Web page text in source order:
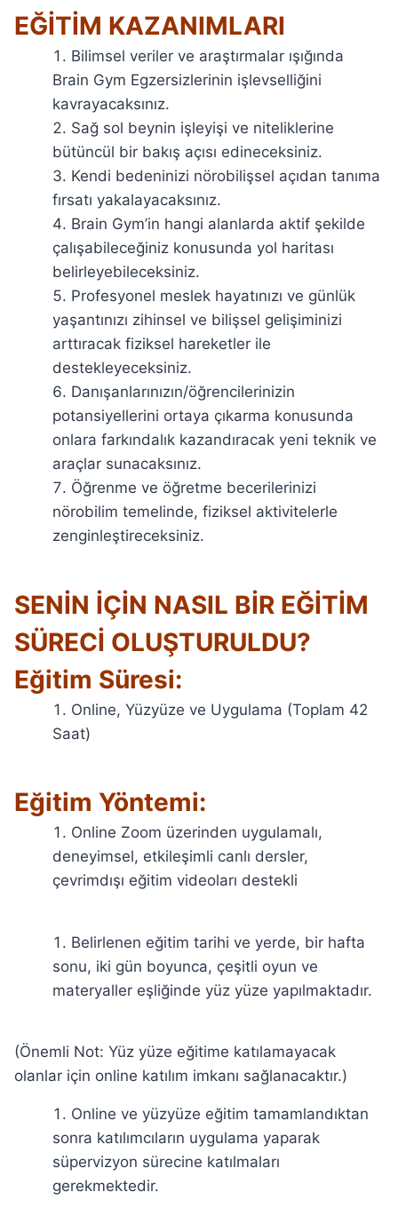
EĞİTİM KAZANIMLARI
Bilimsel veriler ve araştırmalar ışığında
Brain Gym Egzersizlerinin işlevselliğini
kavrayacaksınız.
Sağ sol beynin işleyişi ve niteliklerine
bütüncül bir bakış açısı edineceksiniz.
Kendi bedeninizi nörobilişsel açıdan tanıma
fırsatı yakalayacaksınız.
Brain Gym’in hangi alanlarda aktif şekilde
çalışabileceğiniz konusunda yol haritası
belirleyebileceksiniz.
Profesyonel meslek hayatınızı ve günlük
yaşantınızı zihinsel ve bilişsel gelişiminizi
arttıracak fiziksel hareketler ile
destekleyeceksiniz.
Danışanlarınızın/öğrencilerinizin
potansiyellerini ortaya çıkarma konusunda
onlara farkındalık kazandıracak yeni teknik ve
araçlar sunacaksınız.
Öğrenme ve öğretme becerilerinizi
nörobilim temelinde, fiziksel aktivitelerle
zenginleştireceksiniz.
SENİN İÇİN NASIL BİR EĞİTİM
SÜRECİ OLUŞTURULDU?
Eğitim Süresi:
Online, Yüzyüze ve Uygulama (Toplam 42
Saat)
Eğitim Yöntemi:
Online Zoom üzerinden uygulamalı,
deneyimsel, etkileşimli canlı dersler,
çevrimdışı eğitim videoları destekli
Belirlenen eğitim tarihi ve yerde, bir hafta
sonu, iki gün boyunca, çeşitli oyun ve
materyaller eşliğinde yüz yüze yapılmaktadır.
(Önemli Not: Yüz yüze eğitime katılamayacak
olanlar için online katılım imkanı sağlanacaktır.)
Online ve yüzyüze eğitim tamamlandıktan
sonra katılımcıların uygulama yaparak
süpervizyon sürecine katılmaları
gerekmektedir.